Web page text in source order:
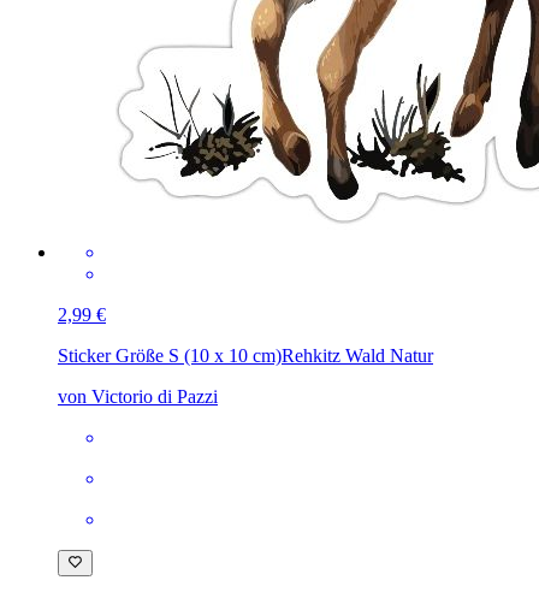
2,99 €
Sticker Größe S (10 x 10 cm)Rehkitz Wald Natur
von Victorio di Pazzi